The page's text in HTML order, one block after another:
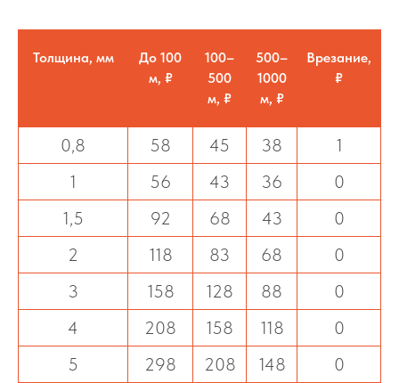
Толщина, мм
До 100
м, ₽
100–
500
м, ₽
500–
1000
м, ₽
Врезание,
₽
0,8 58 45 38
1
1
56 43 36
0
1,5
92 68 43
0
2
118 83 68
0
3
158 128 88
0
4
208 158 118
0
5
298 208 148
0